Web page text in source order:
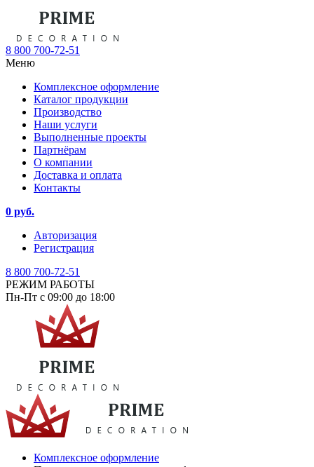
8 800 700-72-51
Меню
Комплексное оформление
Каталог продукции
Производство
Наши услуги
Выполненные проекты
Партнёрам
О компании
Доставка и оплата
Контакты
0 руб.
Авторизация
Регистрация
8 800 700-72-51
РЕЖИМ РАБОТЫ
Пн-Пт с 09:00 до 18:00
Комплексное оформление